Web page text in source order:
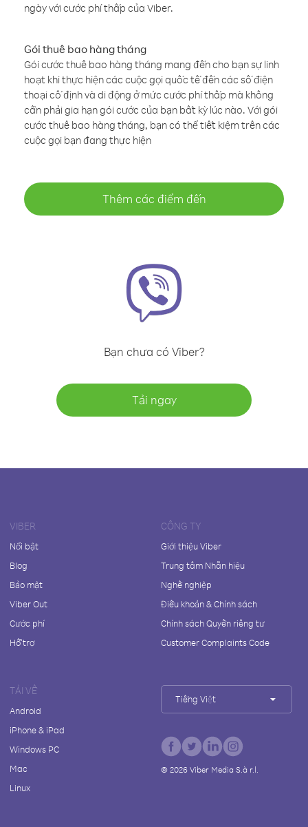
ngày với cước phí thấp của Viber.
Gói thuê bao hàng tháng
Gói cước thuê bao hàng tháng mang đến cho bạn sự linh
hoạt khi thực hiện các cuộc gọi quốc tế đến các số điện
thoại cố định và di động ở mức cước phí thấp mà không
cần phải gia hạn gói cước của bạn bất kỳ lúc nào. Với gói
cước thuê bao hàng tháng, bạn có thể tiết kiệm trên các
cuộc gọi bạn đang thực hiện
Thêm các điểm đến
Bạn chưa có Viber?
Tải ngay
VIBER
Nổi bật
Blog
Bảo mật
Viber Out
Cước phí
Hỗ trợ
CÔNG TY
Giới thiệu Viber
Trung tâm Nhãn hiệu
Nghề nghiệp
Điều khoản & Chính sách
Chính sách Quyền riêng tư
Customer Complaints Code
TẢI VỀ
Android
iPhone & iPad
Windows PC
Mac
Linux
Tiếng Việt
© 2026Viber Media S.à r.l.